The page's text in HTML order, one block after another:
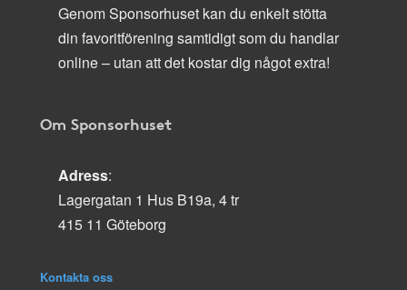
Genom Sponsorhuset kan du enkelt stötta
din favoritförening samtidigt som du handlar
online – utan att det kostar dig något extra!
Om Sponsorhuset
Adress:
Lagergatan 1 Hus B19a, 4 tr
415 11 Göteborg
Kontakta oss